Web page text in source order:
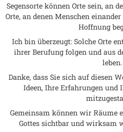
Segensorte können Orte sein, an
Orte, an denen Menschen
Hoffnung
Ich bin überzeugt: Solche Orte
ihrer Berufung folgen und aus
leben.
Danke, dass Sie sich auf diesen
Ideen, Ihre Erfahrungen und
Gemeinsam können wir Räume
Gottes sichtbar und wirksam